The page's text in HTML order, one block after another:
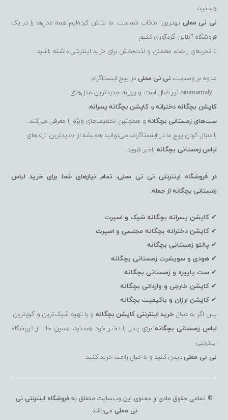
هستید،
نی نی مملی بهترین انتخاب شماست. ما تلاش کرده‌ایم همه مدل‌ها را در یک
فروشگاه آنلاین گردآوری کنیم
تا تجربه‌ای راحت، مطمئن و لذت‌بخش برای خرید اینترنتی داشته باشید.
علاوه بر وبسایت، نی نی مملیدر پیج اینستاگرام
ninimamaly نیز فعال است و روزانه جدیدترین مدل‌های
کاپشن بچگانه دخترانهوکاپشن بچگانه پسرانه،
ست‌های زمستانی بچگانهو همچنین تخفیف‌های ویژه را معرفی می‌کند.
با دنبال کردن پیج ما در اینستاگرام، می‌توانید همیشه از جدیدترین ترندهای
لباس زمستانی بچگانه باخبر شوید.
در فروشگاه اینترنتی نی نی مملی، تمام نیازهای شما برای خرید لباس
زمستانی بچگانه از جمله:
✔ کاپشن پسرانه بچگانه شیک و اسپرت
✔ کاپشن دخترانه بچگانه مجلسی و اسپرت
✔ پالتو زمستانی بچگانه
✔ هودی و سویشرت زمستانی بچگانه
✔ ست پاییزه و زمستانی بچگانه
✔ کاپشن خارجی و وارداتی بچگانه
✔ کاپشن ارزان و باکیفیت بچگانه
پس اگر به دنبالخرید اینترنتی کاپشن بچگانه و یا تهیه شیک‌ترین و گرم‌ترین
لباس زمستانی بچگانهبرای پسر یا دختر خود هستید، همین حالا از فروشگاه
اینترنتی
نی نی مملیدیدن کنید و با خیال راحت خرید کنید.
© تمامی حقوق مادی و معنوی این وب‌سایت متعلق بهفروشگاه اینترنتی نی
نی مملی می‌باشد.